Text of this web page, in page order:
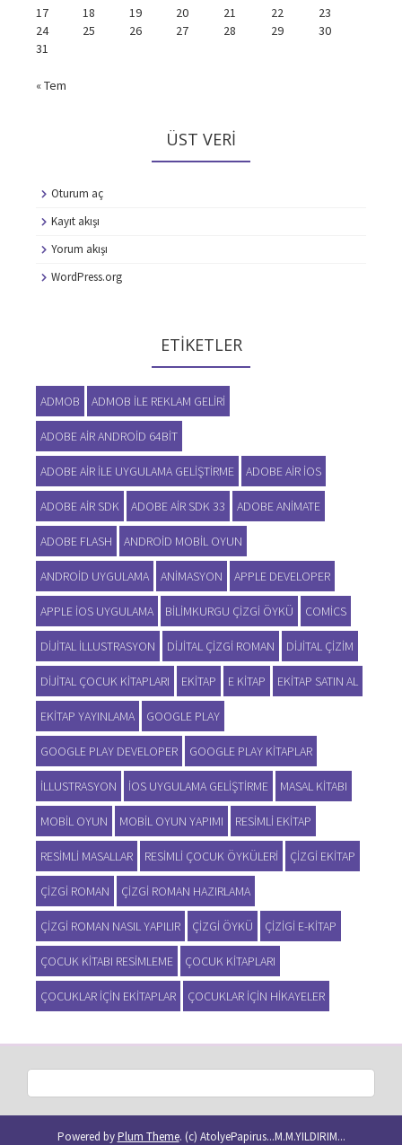
17
18 19 20 21 22
23
24
25 26 27 28 29
30
31
« Tem
ÜST VERI
Oturum aç
Kayıt akışı
Yorum akışı
WordPress.org
ETIKETLER
ADMOB ADMOB ILE REKLAM GELIRI
ADOBE AIR ANDROID 64BIT
ADOBE AIR ILE UYGULAMA GELIŞTIRME ADOBE AIR IOS
ADOBE AIR SDK ADOBE AIR SDK 33 ADOBE ANIMATE
ADOBE FLASH ANDROID MOBIL OYUN
ANDROID UYGULAMA ANIMASYON APPLE DEVELOPER
APPLE IOS UYGULAMA BILIMKURGU ÇIZGI ÖYKÜ COMICS
DIJITAL ILLUSTRASYON DIJITAL ÇIZGI ROMAN DIJITAL ÇIZIM
DIJITAL ÇOCUK KITAPLARI EKITAP E KITAP EKITAP SATIN AL
EKITAP YAYINLAMA GOOGLE PLAY
GOOGLE PLAY DEVELOPER GOOGLE PLAY KITAPLAR
ILLUSTRASYON IOS UYGULAMA GELIŞTIRME MASAL KITABI
MOBIL OYUN MOBIL OYUN YAPIMI RESIMLI EKITAP
RESIMLI MASALLAR RESIMLI ÇOCUK ÖYKÜLERI ÇIZGI EKITAP
ÇIZGI ROMAN ÇIZGI ROMAN HAZIRLAMA
ÇIZGI ROMAN NASIL YAPILIR ÇIZGI ÖYKÜ ÇIZIGI E-KITAP
ÇOCUK KITABI RESIMLEME ÇOCUK KITAPLARI
ÇOCUKLAR IÇIN EKITAPLAR ÇOCUKLAR IÇIN HIKAYELER
Powered byPlum Theme. (c) AtolyePapirus...M.M.YILDIRIM...